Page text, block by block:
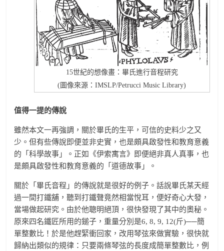
15世紀的想像畫：畢氏進行音程研究
(圖像來源：IMSLP/Petrucci Music Library)
值得一提的傳說
雖然本文一再強調，關於畢氏的生平，可信的史料少之又
少。但有些傳說即便並非史實，也是頗具啟發性和教育意義
的「科學故事」。正如《伊索寓言》即便絕非真人真事，也
是頗具啟發性和教育意義的「道德故事」。
關於「畢氏音程」的傳說就是很好的例子。話說畢氏某天經
過一間打鐵舖，聽到打鐵聲竟然相當悅耳，便好奇心大發，
當場做起研究。由於他聰明絕頂，很快發現了其中的奧秘。
原來四名鐵匠所用的鎚子，重量分別是6, 8, 9, 12(斤)──簡
單整數比！於是他趕緊衝回家，改用琴弦來做實驗，很快就
歸納出類似的規律：只要兩條琴弦的長度成簡單整數比，例